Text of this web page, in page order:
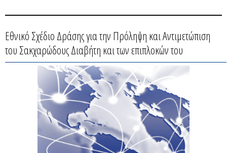
Εθνικό Σχέδιο Δράσης για την Πρόληψη και Αντιμετώπιση
του Σακχαρώδους Διαβήτη και των επιπλοκών του